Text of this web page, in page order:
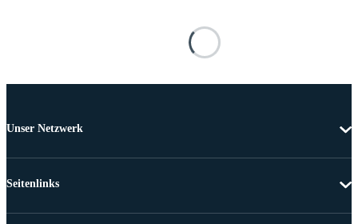
Unser Netzwerk
Seitenlinks